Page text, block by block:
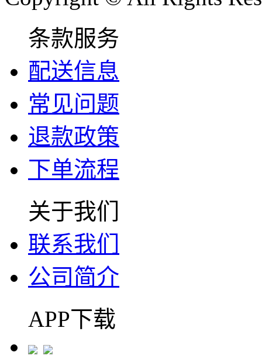
条款服务
配送信息
常见问题
退款政策
下单流程
关于我们
联系我们
公司简介
APP下载